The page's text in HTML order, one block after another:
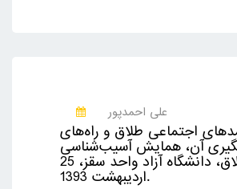
علی احمدپور
اجتماعی طلاق و راه‌های
آن، همایش آسیب‌شناسی
پدیده طلاق، دانشگاه آزاد واحد سقز، 25
اردیبهشت 1393.